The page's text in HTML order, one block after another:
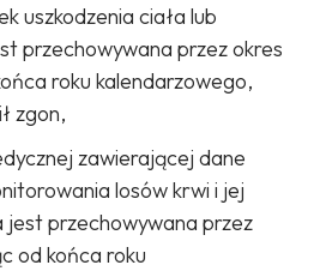
uszkodzenia ciała lub
przechowywana przez okres
roku kalendarzowego,
zgon,
zawierającej dane
losów krwi i jej
jest przechowywana przez
od końca roku